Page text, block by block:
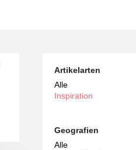
Artikelarten
Alle
Inspiration
Geografien
Alle